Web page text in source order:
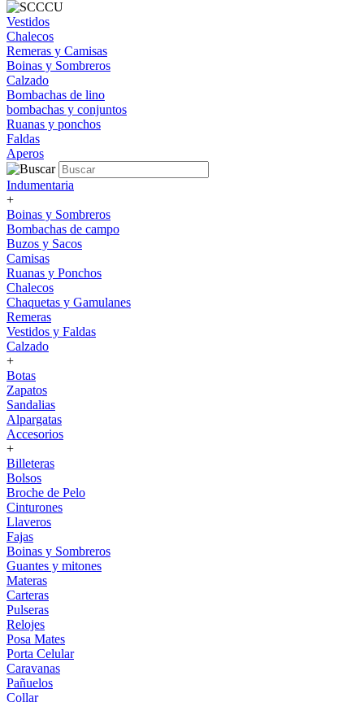
Vestidos
Chalecos
Remeras y Camisas
Boinas y Sombreros
Calzado
Bombachas de lino
bombachas y conjuntos
Ruanas y ponchos
Faldas
Aperos
Indumentaria
+
Boinas y Sombreros
Bombachas de campo
Buzos y Sacos
Camisas
Ruanas y Ponchos
Chalecos
Chaquetas y Gamulanes
Remeras
Vestidos y Faldas
Calzado
+
Botas
Zapatos
Sandalias
Alpargatas
Accesorios
+
Billeteras
Bolsos
Broche de Pelo
Cinturones
Llaveros
Fajas
Boinas y Sombreros
Guantes y mitones
Materas
Carteras
Pulseras
Relojes
Posa Mates
Porta Celular
Caravanas
Pañuelos
Collar